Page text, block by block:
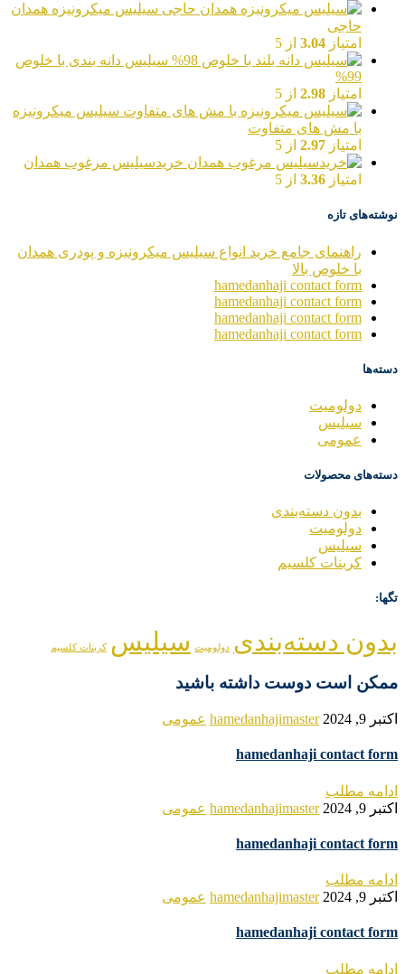
سیلیس میکرونیزه همدان
حاجی
امتیاز 3.04 از 5
سیلیس دانه بندی با خلوص
99%
امتیاز 2.98 از 5
سیلیس میکرونیزه
با مش های متفاوت
امتیاز 2.97 از 5
خریدسیلیس مرغوب همدان
امتیاز 3.36 از 5
نوشته‌های تازه
راهنمای جامع خرید انواع سیلیس میکرونیزه و پودری همدان
با خلوص بالا
hamedanhaji contact form
hamedanhaji contact form
hamedanhaji contact form
hamedanhaji contact form
دسته‌ها
دولومیت
سیلیس
عمومی
دسته‌های محصولات
بدون دسته‌بندی
دولومیت
سیلیس
کربنات کلسیم
تگها:
بدون دسته‌بندی دولومیت سیلیس کربنات کلسیم
ممکن است دوست داشته باشید
اکتبر 9, 2024 hamedanhajimaster عمومی
hamedanhaji contact form
ادامه مطلب
اکتبر 9, 2024
hamedanhajimaster عمومی
hamedanhaji contact form
ادامه مطلب
اکتبر 9, 2024
hamedanhajimaster عمومی
hamedanhaji contact form
ادامه مطلب